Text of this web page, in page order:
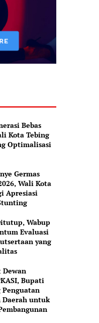
Bebas
Kota Tebing
Optimalisasi
Germas
Wali Kota
Apresiasi
Wabup
Evaluasi
yang
Bupati
Daerah untuk